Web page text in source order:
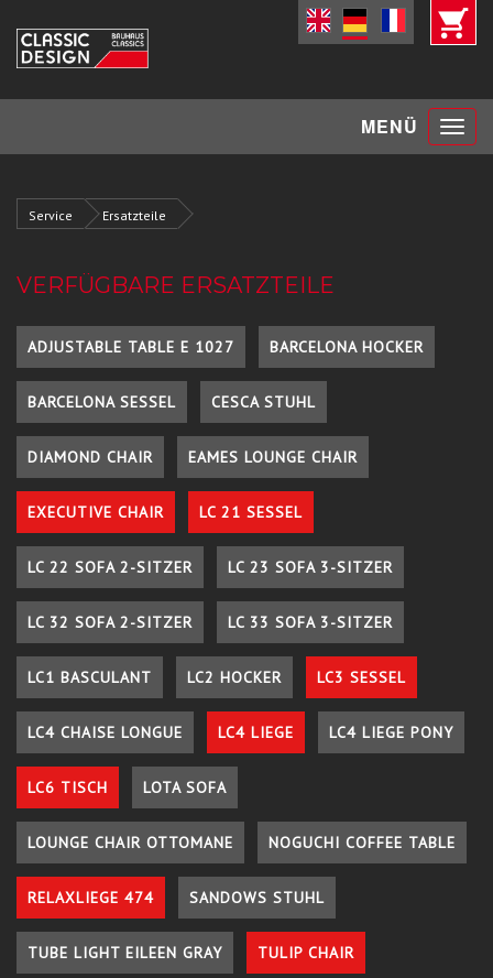
MENÜ Toggle
Service Ersatzteile
VERFÜGBARE ERSATZTEILE
ADJUSTABLE TABLE E 1027 BARCELONA HOCKER
BARCELONA SESSEL CESCA STUHL
DIAMOND CHAIR EAMES LOUNGE CHAIR
EXECUTIVE CHAIR LC 21 SESSEL
LC 22 SOFA 2-SITZER LC 23 SOFA 3-SITZER
LC 32 SOFA 2-SITZER LC 33 SOFA 3-SITZER
LC1 BASCULANT LC2 HOCKER LC3 SESSEL
LC4 CHAISE LONGUE LC4 LIEGE LC4 LIEGE PONY
LC6 TISCH LOTA SOFA
LOUNGE CHAIR OTTOMANE NOGUCHI COFFEE TABLE
RELAXLIEGE 474 SANDOWS STUHL
TUBE LIGHT EILEEN GRAY TULIP CHAIR